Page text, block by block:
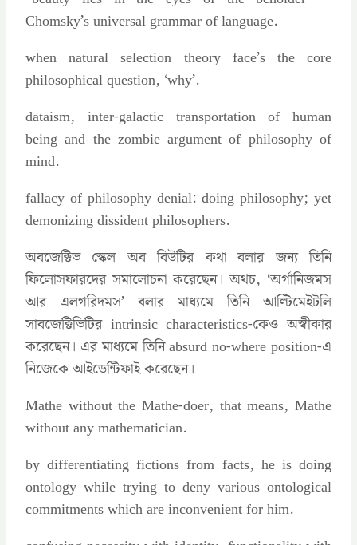
Chomsky’s universal grammar of language.
when natural selection theory face’s the core
philosophical question, ‘why’.
dataism, inter-galactic transportation of human
being and the zombie argument of philosophy of
mind.
fallacy of philosophy denial: doing philosophy; yet
demonizing dissident philosophers.
অবজেক্টিভ স্কেল অব বিউটির কথা বলার জন্য তিনি
ফিলোসফারদের সমালোচনা করেছেন। অথচ, ‘অর্গানিজমস
আর এলগরিদমস’ বলার মাধ্যমে তিনি আল্টিমেইটলি
সাবজেক্টিভিটির intrinsic characteristics-কেও অস্বীকার
করেছেন। এর মাধ্যমে তিনি absurd no-where position-এ
নিজেকে আইডেন্টিফাই করেছেন।
Mathe without the Mathe-doer, that means, Mathe
without any mathematician.
by differentiating fictions from facts, he is doing
ontology while trying to deny various ontological
commitments which are inconvenient for him.